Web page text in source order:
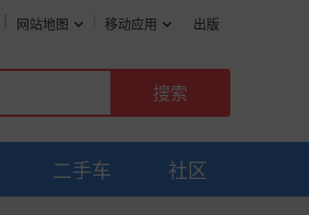
网站地图 移动应用 出版
二手车 社区